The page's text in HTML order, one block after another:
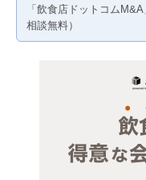
医療・歯科・クリニ
その他サービス・そ
千葉
「飲食店ドットコム
相談無料）